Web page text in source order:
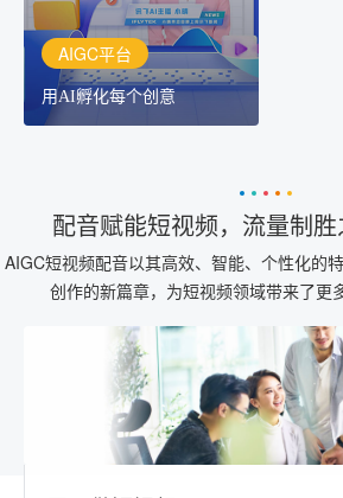
AIGC平台
用AI孵化每个创意
配音赋能短视频，流量制
AIGC短视频配音以其高效、智能、个性化的
创作的新篇章，为短视频领域带来了更